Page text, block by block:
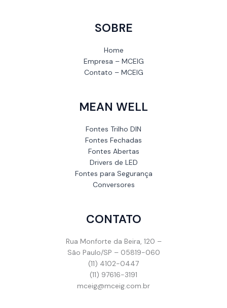
SOBRE
Home
Empresa – MCEIG
Contato – MCEIG
MEAN WELL
Fontes Trilho DIN
Fontes Fechadas
Fontes Abertas
Drivers de LED
Fontes para Segurança
Conversores
CONTATO
Rua Monforte da Beira, 120 –
São Paulo/SP – 05819-060
(11) 4102-0447
(11) 97616-3191
mceig@mceig.com.br